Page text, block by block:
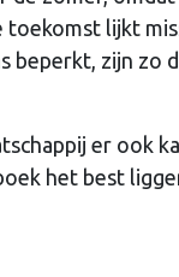
toekomst lijkt
beperkt, zijn zo
er ook
het best